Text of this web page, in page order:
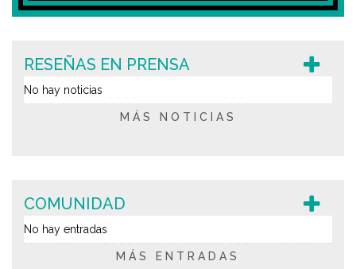
RESEÑAS EN PRENSA
No hay noticias
MÁS NOTICIAS
COMUNIDAD
No hay entradas
MÁS ENTRADAS